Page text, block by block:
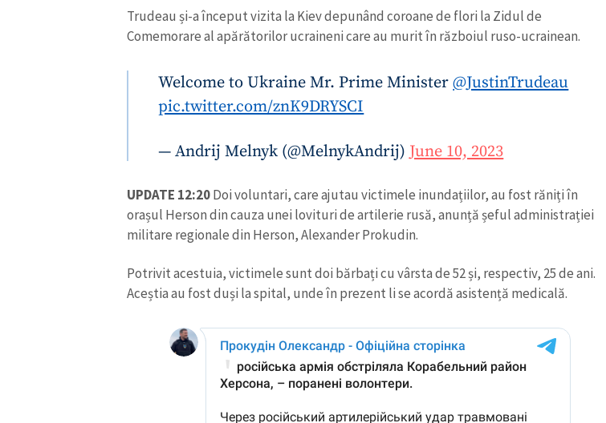
Trudeau și-a început vizita la Kiev depunând coroane de flori la Zidul de
Comemorare al apărătorilor ucraineni care au murit în războiul ruso-ucrainean.
Welcome to Ukraine Mr. Prime Minister@JustinTrudeau
pic.twitter.com/znK9DRYSCI
— Andrij Melnyk (@MelnykAndrij) June 10, 2023
UPDATE 12:20Doi voluntari, care ajutau victimele inundațiilor, au fost răniți în
orașul Herson din cauza unei lovituri de artilerie rusă, anunță șeful administrației
militare regionale din Herson, Alexander Prokudin.
Potrivit acestuia, victimele sunt doi bărbați cu vârsta de 52 și, respectiv, 25 de ani.
Aceștia au fost duși la spital, unde în prezent li se acordă asistență medicală.